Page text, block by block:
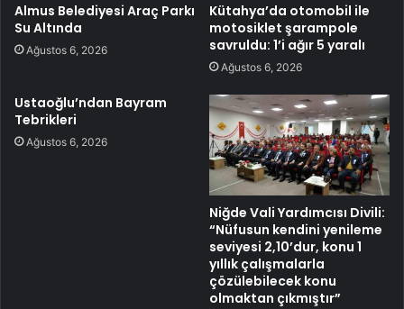
Almus Belediyesi Araç Parkı
Su Altında
Ağustos 6, 2026
Kütahya’da otomobil ile
motosiklet şarampole
savruldu: 1’i ağır 5 yaralı
Ağustos 6, 2026
Ustaoğlu’ndan Bayram
Tebrikleri
Ağustos 6, 2026
Niğde Vali Yardımcısı Divili:
“Nüfusun kendini yenileme
seviyesi 2,10’dur, konu 1
yıllık çalışmalarla
çözülebilecek konu
olmaktan çıkmıştır”